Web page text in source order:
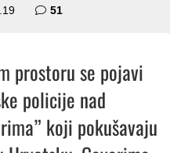
51
prostoru se pojavi
policije nad
koji pokušavaju